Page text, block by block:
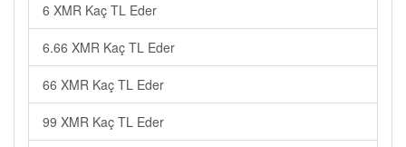
6 XMR Kaç TL Eder
6.66 XMR Kaç TL Eder
66 XMR Kaç TL Eder
99 XMR Kaç TL Eder